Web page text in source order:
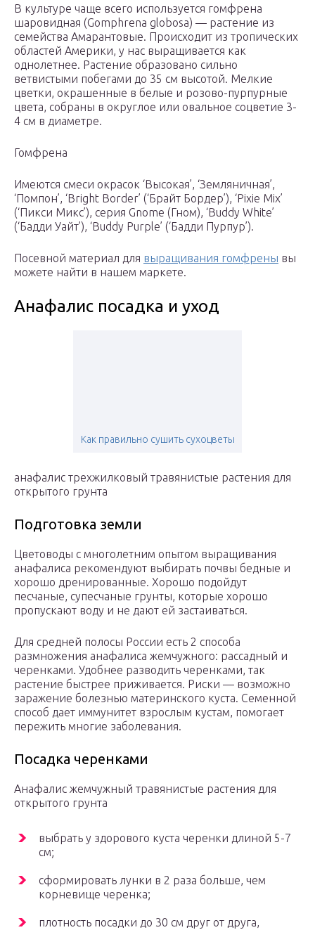
В культуре чаще всего используется гомфрена
шаровидная (Gomphrena globosa) — растение из
семейства Амарантовые. Происходит из тропических
областей Америки, у нас выращивается как
однолетнее. Растение образовано сильно
ветвистыми побегами до 35 см высотой. Мелкие
цветки, окрашенные в белые и розово-пурпурные
цвета, собраны в округлое или овальное соцветие 3-
4 см в диаметре.
Гомфрена
Имеются смеси окрасок ‘Высокая’, ‘Земляничная’,
‘Помпон’, ‘Bright Border’ (‘Брайт Бордер’), ‘Pixie Mix’
(‘Пикси Микс’), серия Gnome (Гном), ‘Buddy White’
(‘Бадди Уайт’), ‘Buddy Purple’ (‘Бадди Пурпур’).
Посевной материал для выращивания гомфрены вы
можете найти в нашем маркете.
Анафалис посадка и уход
Как правильно сушить сухоцветы
анафалис трехжилковый травянистые растения для
открытого грунта
Подготовка земли
Цветоводы с многолетним опытом выращивания
анафалиса рекомендуют выбирать почвы бедные и
хорошо дренированные. Хорошо подойдут
песчаные, супесчаные грунты, которые хорошо
пропускают воду и не дают ей застаиваться.
Для средней полосы России есть 2 способа
размножения анафалиса жемчужного: рассадный и
черенками. Удобнее разводить черенками, так
растение быстрее приживается. Риски — возможно
заражение болезнью материнского куста. Семенной
способ дает иммунитет взрослым кустам, помогает
пережить многие заболевания.
Посадка черенками
Анафалис жемчужный травянистые растения для
открытого грунта
выбрать у здорового куста черенки длиной 5-7
см;
сформировать лунки в 2 раза больше, чем
корневище черенка;
плотность посадки до 30 см друг от друга,